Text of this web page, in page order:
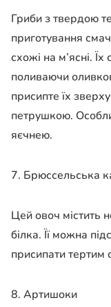
Гриби з твердою
приготування
схожі на м’ясні.
поливаючи
присипте їх
петрушкою.
яєчнею.
7. Брюссельська
Цей овоч містить
білка. Її можна
присипати тертим
8. Артишоки